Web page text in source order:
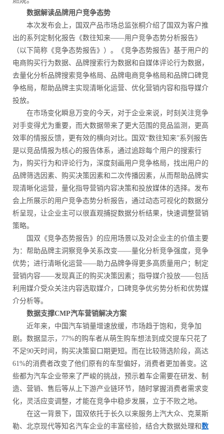
数据解读品牌用户竞争态势
本次发布会上，国双产品市场总监张桐介绍了国双为客户推
出的系列定制化报告《数往知来——用户竞争态势分析报告》
（以下简称《竞争态势报告》）。《竞争态势报告》基于用户的
电商购买行为数据、品牌搜索行为数据和自媒体评论行为数据，
去量化分析品牌搜索竞争格局、品牌电商竞争格局和品牌口碑竞
争格局，帮助品牌主实现清晰化运营、优化营销内容和指导媒介
投放。
在市场变化瞬息万变的今天，对于企业来说，时刻关注竞争
对手变得尤为重要，而大数据带来了更大范围的竞品监测，更高
效率的情报反馈，更有效的横向对比。国双“数往知来”系列报告
是以竞品情报为核心的报告体系，通过追踪每个用户的搜索行
为，购买行为和评论行为，深度刻画用户竞争格局，找出用户的
品牌筛选因素、购买决策因素和二次传播因素，从而帮助品牌实
现清晰化运营，量化指导营销内容决策和投放媒体的选择。发布
会上所展示的用户竞争态势分析报告，通过动态可视化的数据分
析呈现，让企业主可以很直观捕捉数据分析结果，快速调整营销
策略。
国双《竞争态势报告》的应用场景以及对企业主的价值主要
为：帮助品牌主洞察竞争关系改变——量化分析竞争强度，竞争
优势；进行清晰化运营——助力品牌争得更多高质量用户；制定
营销内容——发现真正的购买决策因素；指导媒介投放——包括
利用媒介受众关注内容选取媒介，口碑竞争优劣势分析和优势媒
介分析等。
数据支撑CMP汽车营销解决方案
近年来，中国汽车销量增速放缓，市场趋于饱和，竞争加
剧。数据显示，77%的购车者从萌生购车想法到成交提车只花了
不足90天时间，购买决策窗口期更短。而在比较筛选阶段，高达
61%的消费者改变了他们原有的车型偏好，消费者更加善变。这
些都为汽车企业带来了严峻的挑战，预示着车企需要在研发、制
造、营销、售后等从上下游产业链环节，随时掌握消费者需求变
化，灵活应变调整，才能在竞争中稳步发展，立于不败之地。
在这一背景下，国双依托于长久以来服务上汽大众、克莱斯
勒、北京现代等知名汽车企业的丰富经验，结合大数据处理和数